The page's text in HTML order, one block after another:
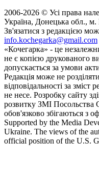
2006-2026 © Усі права
Україна, Донецька обл., м.
Зв'язатися з редакцією
info.kochegarka@gmail.com
«Кочегарка» - це
не є копією друкованого
допускається за умови
Редакція може не
відповідальності за зміст
не несе. Розробку сайту
розвитку ЗМІ Посольства
обов'язково збігаються з
Supported by the Media
Ukraine. The views of the
official position of the U.S.